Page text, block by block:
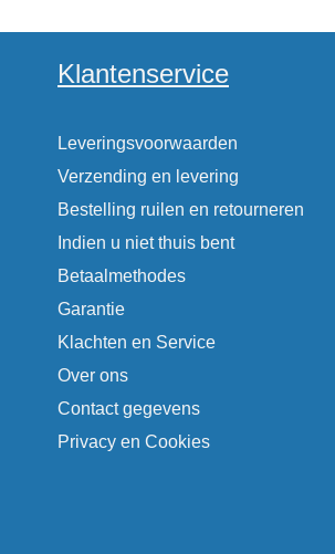
Klantenservice
Leveringsvoorwaarden
Verzending en levering
Bestelling ruilen en retourneren
Indien u niet thuis bent
Betaalmethodes
Garantie
Klachten en Service
Over ons
Contact gegevens
Privacy en Cookies